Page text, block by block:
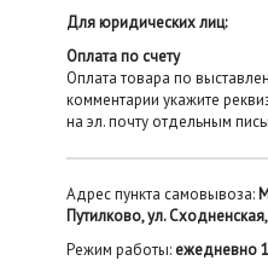
Для юридических лиц:
Оплата по счету
Оплата товара по
комментарии укажите
на эл. почту отдельным
Адрес пункта самовывоза:
Путилково, ул.
Режим работы: ежедневно